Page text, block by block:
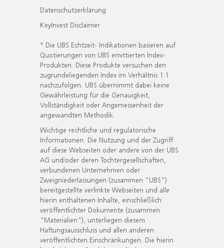
Datenschutzerklärung
KeyInvest Disclaimer
* Die UBS Echtzeit- Indikationen basieren auf
Quotierungen von UBS emittierten Index-
Produkten. Diese Produkte versuchen den
zugrundeliegenden Index im Verhältnis 1:1
nachzufolgen. UBS übernimmt dabei keine
Gewährleistung für die Genauigkeit,
Vollständigkeit oder Angemessenheit der
angewandten Methodik.
Wichtige rechtliche und regulatorische
Informationen. Die Nutzung und der Zugriff
auf diese Webseiten oder andere von der UBS
AG und/oder deren Tochtergesellschaften,
verbundenen Unternehmen oder
Zweigniederlassungen (zusammen "UBS")
bereitgestellte verlinkte Webseiten und alle
hierin enthaltenen Inhalte, einschließlich
veröffentlichter Dokumente (zusammen
"Materialien"), unterliegen diesem
Haftungsausschluss und allen anderen
veröffentlichten Einschränkungen. Die hierin